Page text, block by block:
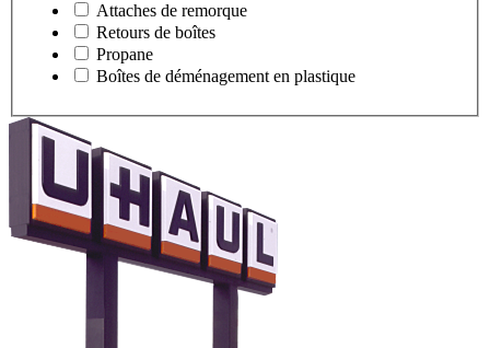
Attaches de remorque
Retours de boîtes
Propane
Boîtes de déménagement en plastique